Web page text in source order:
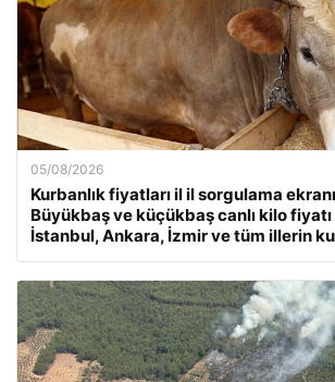
05/08/2026
Kurbanlık fiyatları il il sorgulama
Büyükbaş ve küçükbaş canlı kilo
İstanbul, Ankara, İzmir ve tüm illerin